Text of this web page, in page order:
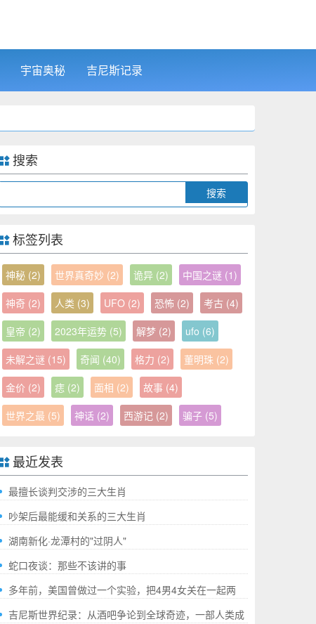
宇宙奥秘 吉尼斯记录
搜索
标签列表
神秘 (2) 世界真奇妙 (2) 诡异 (2) 中国之谜 (1)
神奇 (2) 人类 (3) UFO (2) 恐怖 (2) 考古 (4)
皇帝 (2) 2023年运势 (5) 解梦 (2) ufo (6)
未解之谜 (15) 奇闻 (40) 格力 (2) 董明珠 (2)
金价 (2) 痣 (2) 面相 (2) 故事 (4)
世界之最 (5) 神话 (2) 西游记 (2) 骗子 (5)
最近发表
最擅长谈判交涉的三大生肖
吵架后最能缓和关系的三大生肖
湖南新化·龙潭村的"过阴人"
蛇口夜谈：那些不该讲的事
多年前，美国曾做过一个实验，把4男4女关在一起两
年，结果如何?
吉尼斯世界纪录：从酒吧争论到全球奇迹，一部人类成